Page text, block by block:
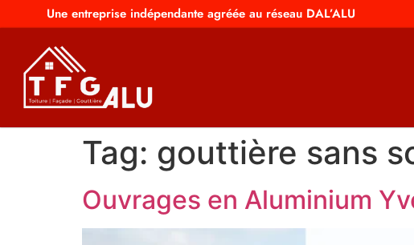
Une entreprise indépendante agréée au réseau DAL’ALU
Tag: gouttière sans
Ouvrages en Aluminium